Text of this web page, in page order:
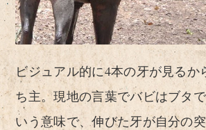
ビジュアル的に4本の牙が見るか
ち主。現地の言葉でバビはブタ
いう意味で、伸びた牙が自分の